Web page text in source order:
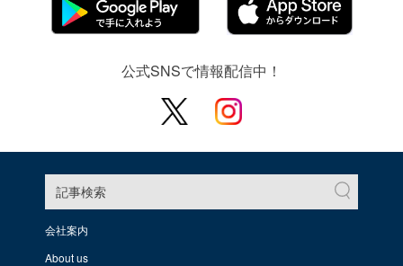
公式SNSで情報配信中！
記事検索
会社案内
About us